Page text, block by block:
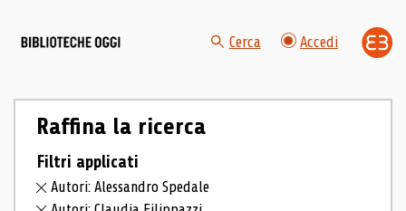
Cerca Accedi
Raffina la ricerca
Filtri applicati
Autori: Alessandro Spedale